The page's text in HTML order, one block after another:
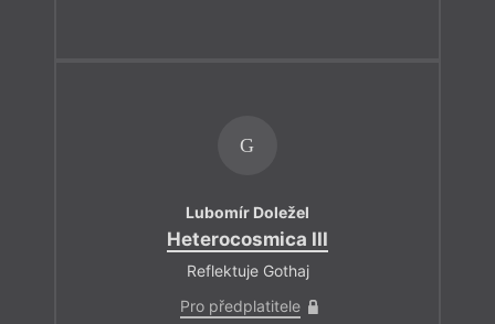
G
Lubomír Doležel
Heterocosmica III
Reflektuje Gothaj
Pro předplatitele